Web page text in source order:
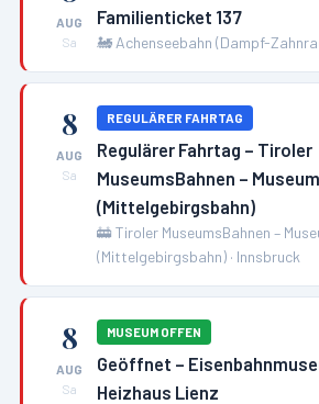
AUG
Sa
Familienticket 137
🚂 Achenseebahn (Dampf-
8
AUG
Sa
REGULÄRER FAHRTAG
Regulärer Fahrtag – Tiroler
MuseumsBahnen –
(Mittelgebirgsbahn)
🚋 Tiroler MuseumsBahnen –
(Mittelgebirgsbahn) · Innsbruck
8
AUG
Sa
MUSEUM OFFEN
Geöffnet –
Heizhaus Lienz